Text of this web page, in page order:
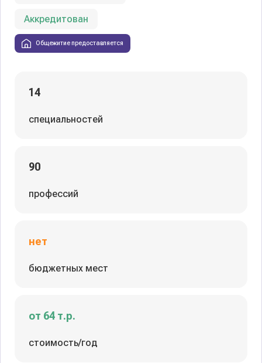
Аккредитован
Общежитие предоставляется
14
специальностей
90
профессий
нет
бюджетных мест
от 64 т.р.
стоимость/год